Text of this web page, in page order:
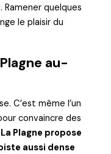
quelques
le plaisir du
au-
C’est même l’un
convaincre des
La Plagne propose
aussi dense